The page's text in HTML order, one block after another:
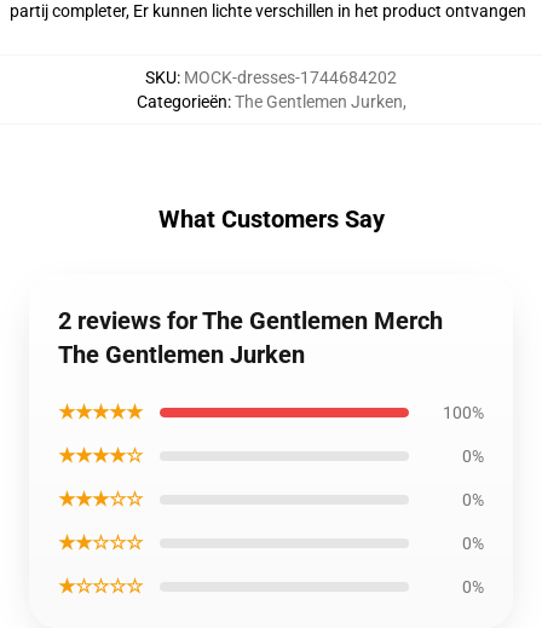
partij completer, Er kunnen lichte verschillen in het product ontvangen
SKU: MOCK-dresses-1744684202
Categorieën:The Gentlemen Jurken,
What Customers Say
2 reviews for The Gentlemen Merch
The Gentlemen Jurken
★★★★★ 100%
★★★★☆ 0%
★★★☆☆ 0%
★★☆☆☆ 0%
★☆☆☆☆ 0%